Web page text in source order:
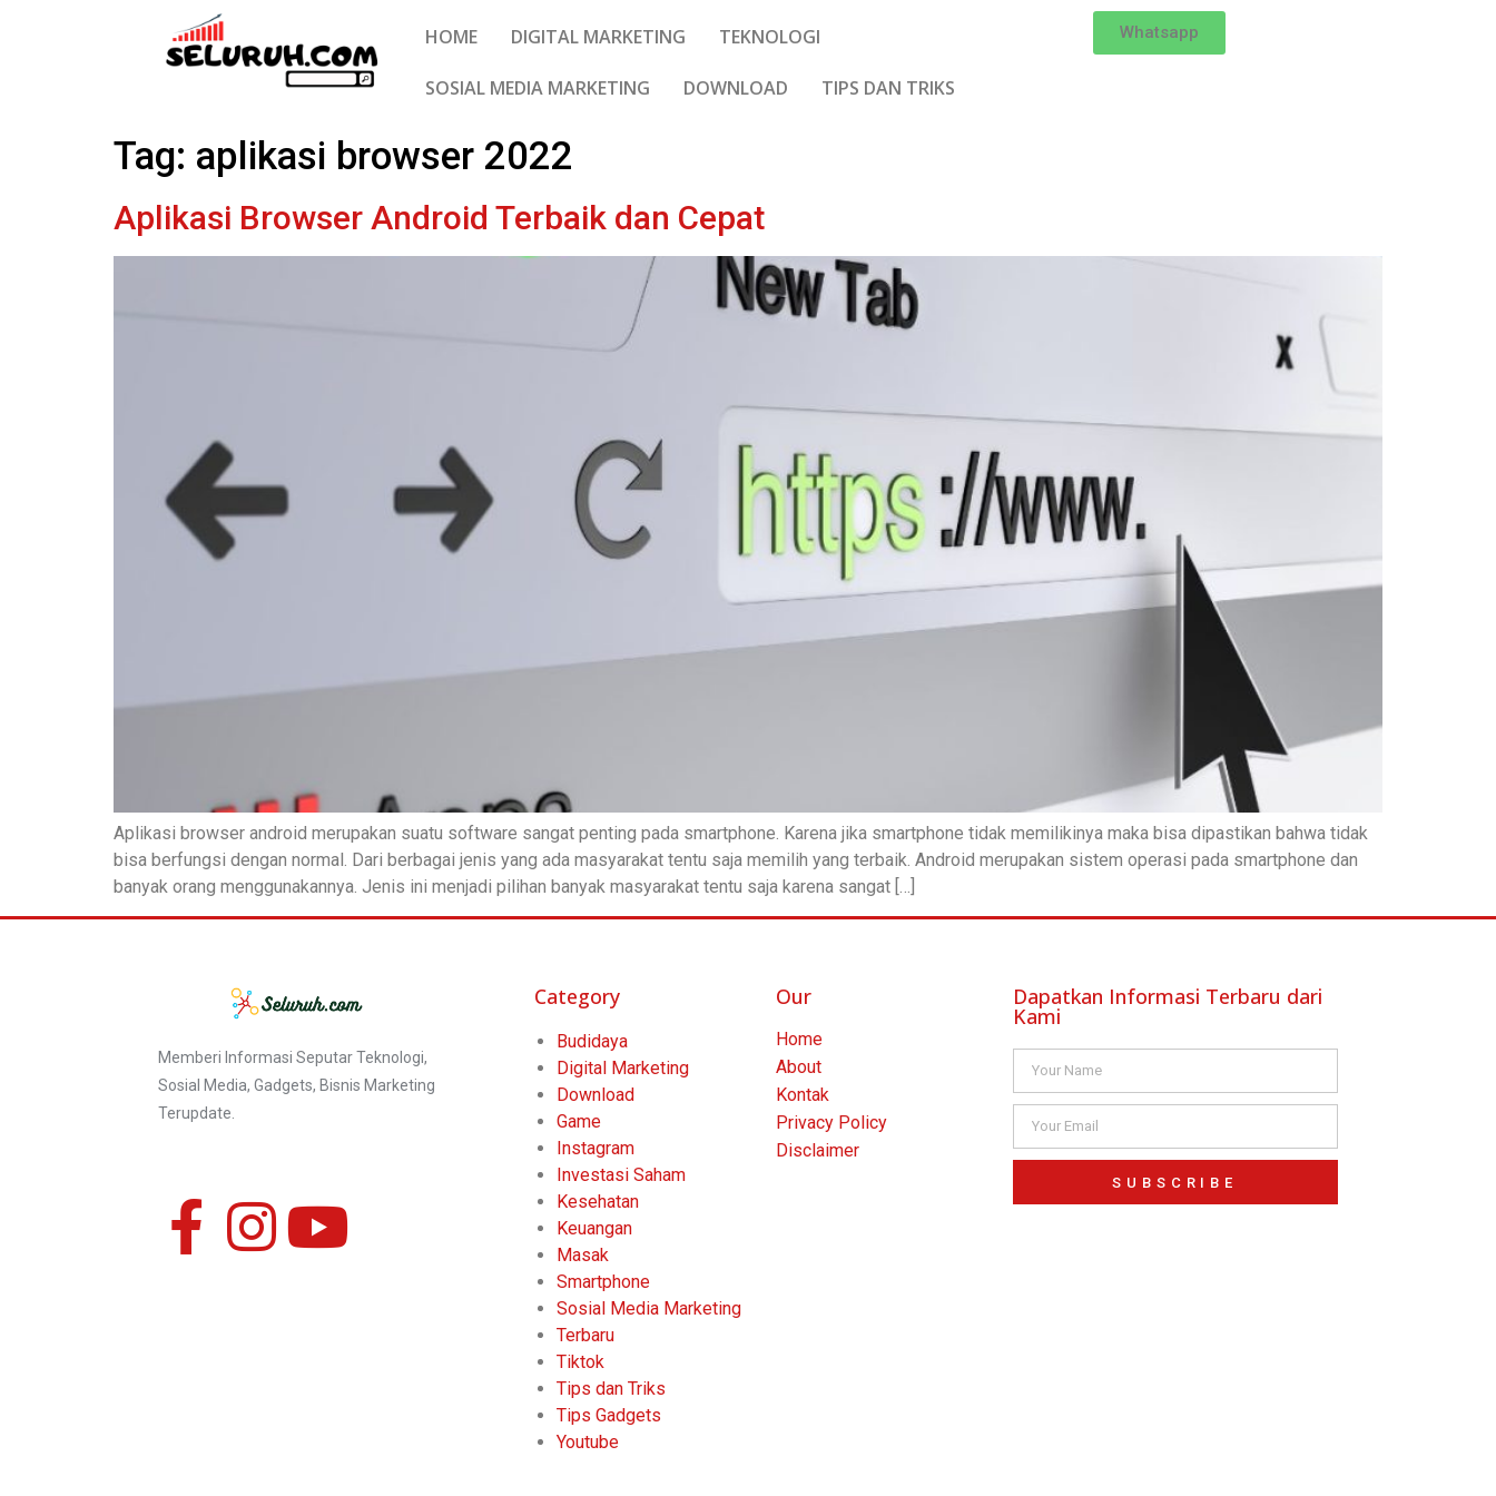
HOME DIGITAL MARKETING TEKNOLOGI
SOSIAL MEDIA MARKETING DOWNLOAD TIPS DAN TRIKS
Whatsapp
Tag: aplikasi browser 2022
Aplikasi Browser Android Terbaik dan Cepat
Aplikasi browser android merupakan suatu software sangat penting pada smartphone. Karena jika smartphone tidak memilikinya maka bisa dipastikan bahwa tidak
bisa berfungsi dengan normal. Dari berbagai jenis yang ada masyarakat tentu saja memilih yang terbaik. Android merupakan sistem operasi pada smartphone dan
banyak orang menggunakannya. Jenis ini menjadi pilihan banyak masyarakat tentu saja karena sangat […]
Memberi Informasi Seputar Teknologi,
Sosial Media, Gadgets, Bisnis Marketing
Terupdate.
Category
Budidaya
Digital Marketing
Download
Game
Instagram
Investasi Saham
Kesehatan
Keuangan
Masak
Smartphone
Sosial Media Marketing
Terbaru
Tiktok
Tips dan Triks
Tips Gadgets
Youtube
Our
Home
About
Kontak
Privacy Policy
Disclaimer
Dapatkan Informasi Terbaru dari
Kami
SUBSCRIBE